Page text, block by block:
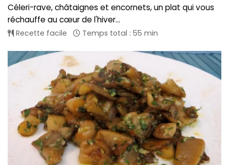
Céleri-rave, châtaignes et encornets, un plat qui vous
réchauffe au cœur de l'hiver...
Recette facile Temps total : 55 min